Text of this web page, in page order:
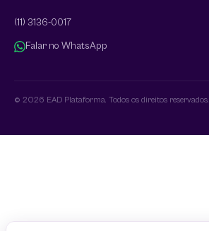
(11) 3136-0017
Falar no WhatsApp
© 2026 EAD Plataforma. Todos os direitos reservados.